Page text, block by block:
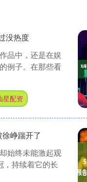
没热度
品中，还是在娱
例子。在那些看
星配资
峥踹开了
始终未能激起观
，持续着它的长